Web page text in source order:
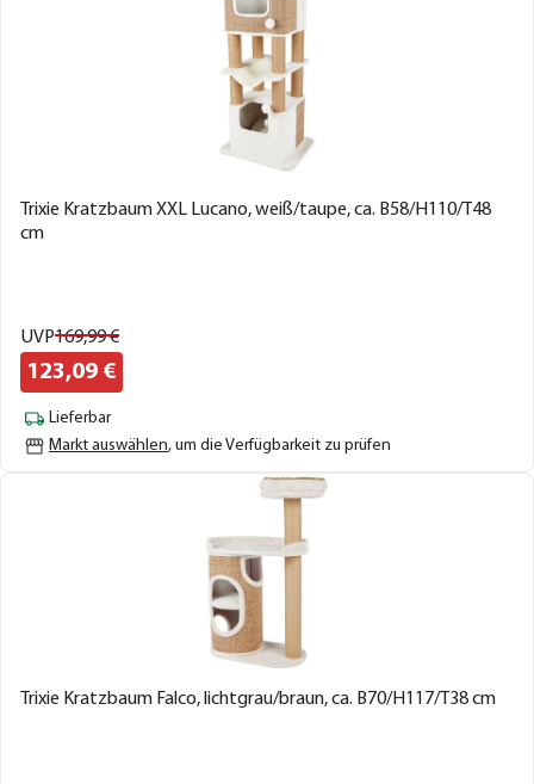
Trixie Kratzbaum XXL Lucano, weiß/taupe, ca. B58/H110/T48
cm
UVP169,99€
123,09 €
Lieferbar
Markt auswählen, um die Verfügbarkeit zu prüfen
Trixie Kratzbaum Falco, lichtgrau/braun, ca. B70/H117/T38 cm